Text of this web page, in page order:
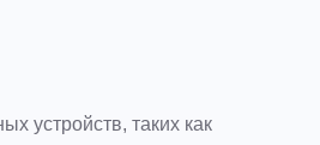
устройств, таких как